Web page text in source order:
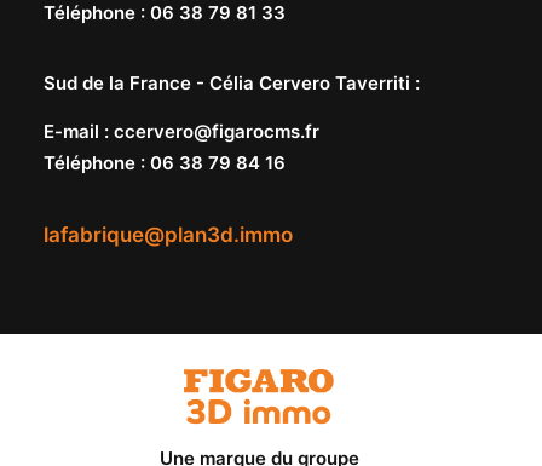
lafabrique@plan3d.immo
Téléphone : 06 38 79 81 33
Sud de la France - Célia Cervero Taverriti :
E-mail : ccervero@figarocms.fr
Téléphone : 06 38 79 84 16
Une marque du groupe